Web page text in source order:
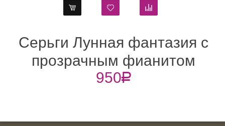
Серьги Лунная фантазия с
прозрачным фианитом
950R